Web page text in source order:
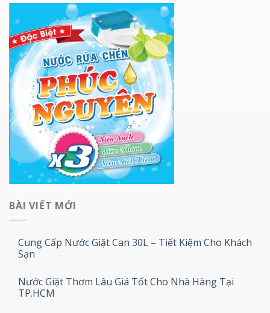
BÀI VIẾT MỚI
Cung Cấp Nước Giặt Can 30L – Tiết Kiệm Cho Khách
Sạn
Nước Giặt Thơm Lâu Giá Tốt Cho Nhà Hàng Tại
TP.HCM